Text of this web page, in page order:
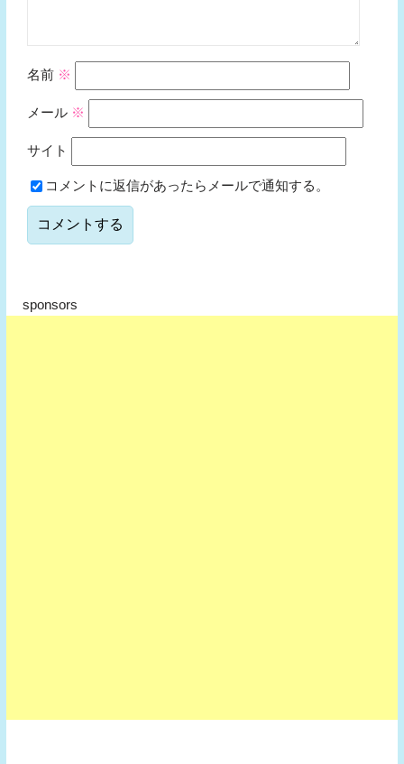
名前 ※
メール ※
サイト
コメントに返信があったらメールで通知する。
sponsors